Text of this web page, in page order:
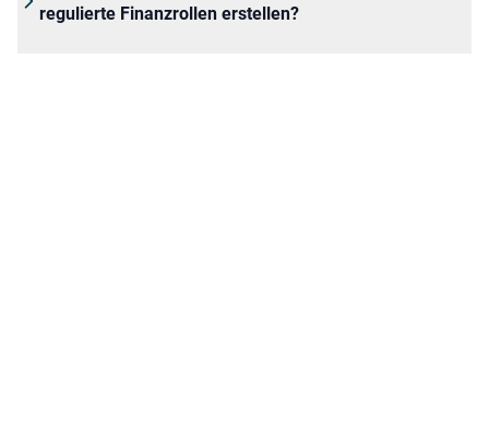
regulierte Finanzrollen erstellen?